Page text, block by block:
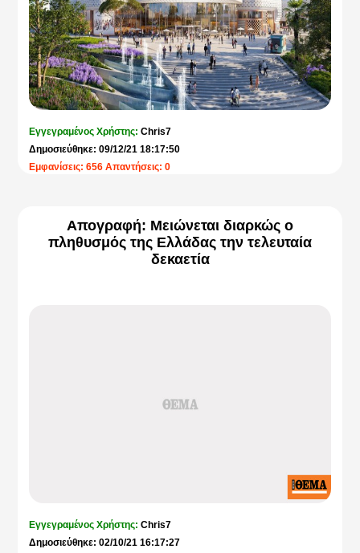
Εγγεγραμένος Χρήστης:Chris7
Δημοσιεύθηκε: 09/12/21 18:17:50
Εμφανίσεις: 656 Απαντήσεις: 0
Απογραφή: Μειώνεται διαρκώς ο
πληθυσμός της Ελλάδας την τελευταία
δεκαετία
Εγγεγραμένος Χρήστης:Chris7
Δημοσιεύθηκε: 02/10/21 16:17:27